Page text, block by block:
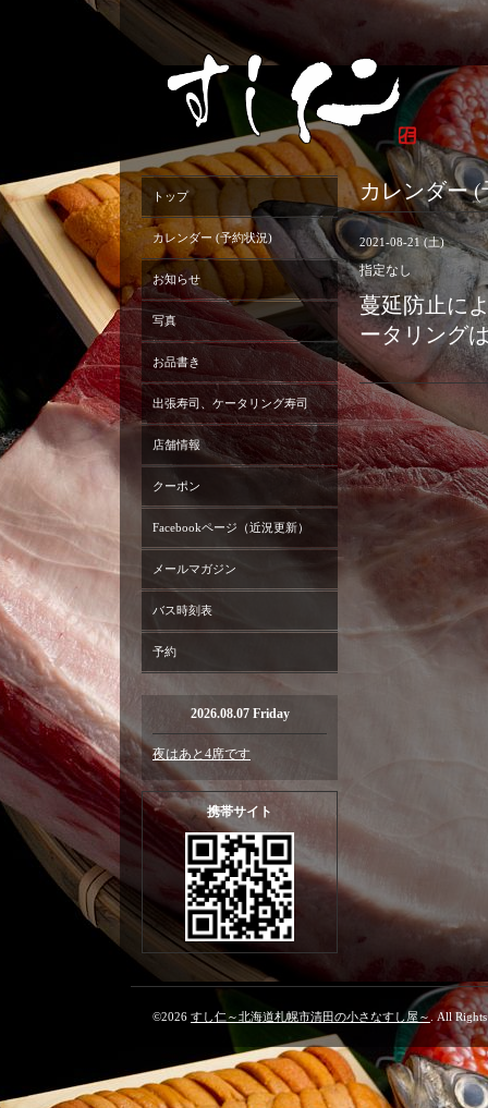
カレンダー
2021-08-21 (土)
指定なし
蔓延防止に
ータリング
トップ
カレンダー (予約状況)
お知らせ
写真
お品書き
出張寿司、ケータリング寿司
店舗情報
クーポン
Facebookページ（近況更新）
メールマガジン
バス時刻表
予約
2026.08.07 Friday
夜はあと4席です
携帯サイト
©2026 すし仁～北海道札幌市清田の小さなすし屋～ . All